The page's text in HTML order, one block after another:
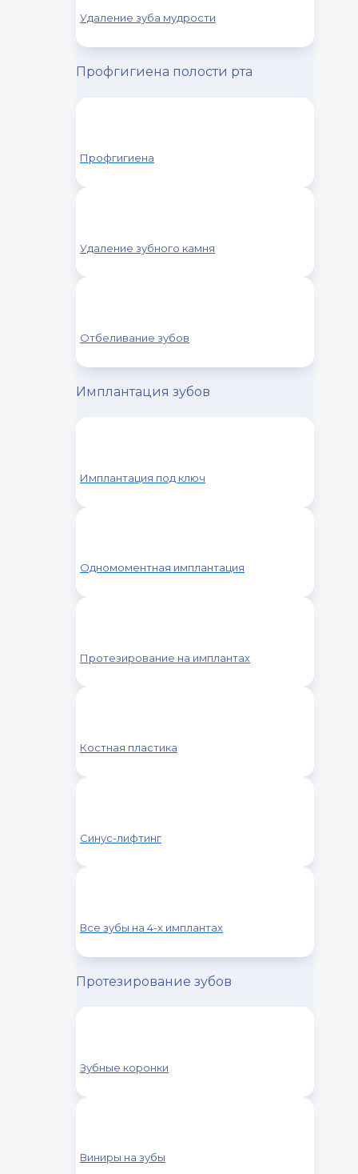
Удаление зуба мудрости
Профгигиена полости рта
Профгигиена
Удаление зубного камня
Отбеливание зубов
Имплантация зубов
Имплантация под ключ
Одномоментная имплантация
Протезирование на имплантах
Костная пластика
Синус-лифтинг
Все зубы на 4-х имплантах
Протезирование зубов
Зубные коронки
Виниры на зубы